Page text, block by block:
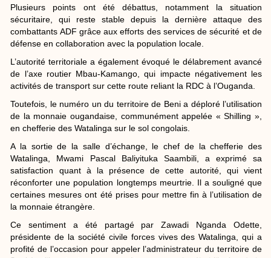
Plusieurs points ont été débattus, notamment la situation
sécuritaire, qui reste stable depuis la dernière attaque des
combattants ADF grâce aux efforts des services de sécurité et de
défense en collaboration avec la population locale.
L’autorité territoriale a également évoqué le délabrement avancé
de l’axe routier Mbau-Kamango, qui impacte négativement les
activités de transport sur cette route reliant la RDC à l’Ouganda.
Toutefois, le numéro un du territoire de Beni a déploré l’utilisation
de la monnaie ougandaise, communément appelée « Shilling »,
en chefferie des Watalinga sur le sol congolais.
A la sortie de la salle d’échange, le chef de la chefferie des
Watalinga, Mwami Pascal Baliyituka Saambili, a exprimé sa
satisfaction quant à la présence de cette autorité, qui vient
réconforter une population longtemps meurtrie. Il a souligné que
certaines mesures ont été prises pour mettre fin à l’utilisation de
la monnaie étrangère.
Ce sentiment a été partagé par Zawadi Nganda Odette,
présidente de la société civile forces vives des Watalinga, qui a
profité de l’occasion pour appeler l’administrateur du territoire de